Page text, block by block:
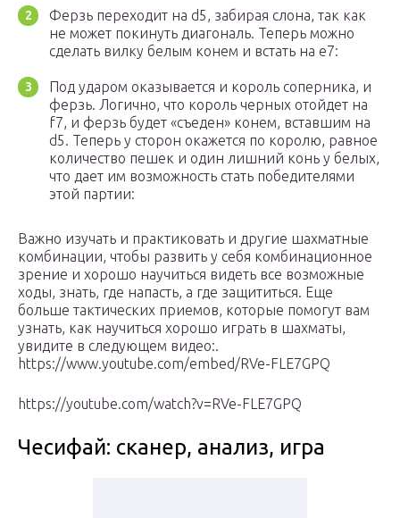
Ферзь переходит на d5, забирая слона, так как
не может покинуть диагональ. Теперь можно
сделать вилку белым конем и встать на e7:
Под ударом оказывается и король соперника, и
ферзь. Логично, что король черных отойдет на
f7, и ферзь будет «съеден» конем, вставшим на
d5. Теперь у сторон окажется по королю, равное
количество пешек и один лишний конь у белых,
что дает им возможность стать победителями
этой партии:
Важно изучать и практиковать и другие шахматные
комбинации, чтобы развить у себя комбинационное
зрение и хорошо научиться видеть все возможные
ходы, знать, где напасть, а где защититься. Еще
больше тактических приемов, которые помогут вам
узнать, как научиться хорошо играть в шахматы,
увидите в следующем видео:.
https://www.youtube.com/embed/RVe-FLE7GPQ
https://youtube.com/watch?v=RVe-FLE7GPQ
Чесифай: сканер, анализ, игра